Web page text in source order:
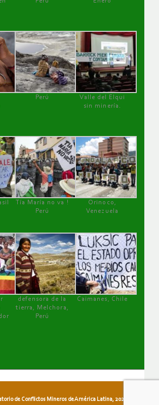
Perú
Valle del Elqui
sin minería.
Tía María no va !
Perú
Orinoco,
Venezuela
defensora de la
tierra, Melchora,
Perú
Caimanes, Chile
de Conflictos Mineros de América Latina, 2026